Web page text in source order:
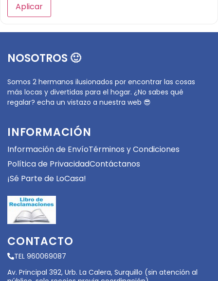
Aplicar
NOSOTROS 🙂
Somos 2 hermanos ilusionados por encontrar las cosas
más locas y divertidas para el hogar. ¿No sabes qué
regalar? echa un vistazo a nuestra web 😎
INFORMACIÓN
Información de EnvíoTérminos y Condiciones
Política de PrivacidadContáctanos
¡Sé Parte de LoCasa!
CONTACTO
TEL 960069087
Av. Principal 392, Urb. La Calera, Surquillo (sin atención al